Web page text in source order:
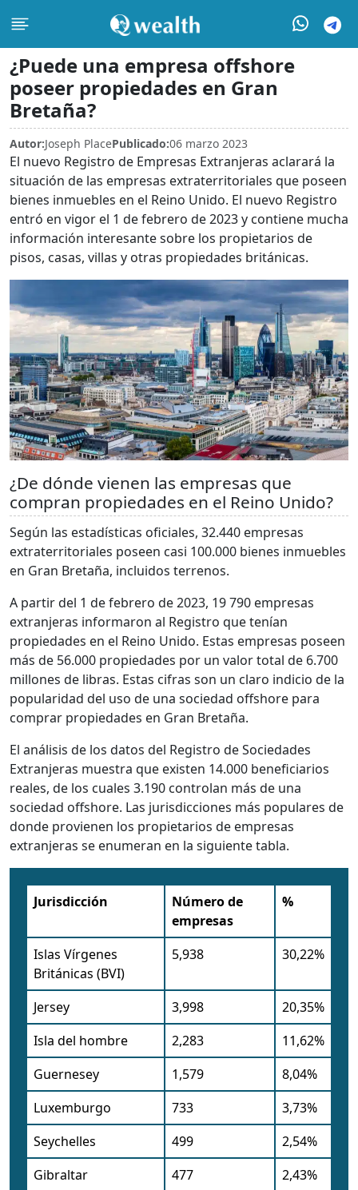
¿Puede una empresa offshore
poseer propiedades en Gran
Bretaña?
Autor:Joseph PlacePublicado:06 marzo 2023
El nuevo Registro de Empresas Extranjeras aclarará la
situación de las empresas extraterritoriales que poseen
bienes inmuebles en el Reino Unido. El nuevo Registro
entró en vigor el 1 de febrero de 2023 y contiene mucha
información interesante sobre los propietarios de
pisos, casas, villas y otras propiedades británicas.
¿De dónde vienen las empresas que
compran propiedades en el Reino Unido?
Según las estadísticas oficiales, 32.440 empresas
extraterritoriales poseen casi 100.000 bienes inmuebles
en Gran Bretaña, incluidos terrenos.
A partir del 1 de febrero de 2023, 19 790 empresas
extranjeras informaron al Registro que tenían
propiedades en el Reino Unido. Estas empresas poseen
más de 56.000 propiedades por un valor total de 6.700
millones de libras. Estas cifras son un claro indicio de la
popularidad del uso de una sociedad offshore para
comprar propiedades en Gran Bretaña.
El análisis de los datos del Registro de Sociedades
Extranjeras muestra que existen 14.000 beneficiarios
reales, de los cuales 3.190 controlan más de una
sociedad offshore. Las jurisdicciones más populares de
donde provienen los propietarios de empresas
extranjeras se enumeran en la siguiente tabla.
Jurisdicción
Número de
empresas
%
Islas Vírgenes
Británicas (BVI)
5,938 30,22%
Jersey 3,998
20,35%
Isla del hombre
2,283
11,62%
Guernesey
1,579
8,04%
Luxemburgo
733
3,73%
Seychelles
499
2,54%
Gibraltar
477
2,43%